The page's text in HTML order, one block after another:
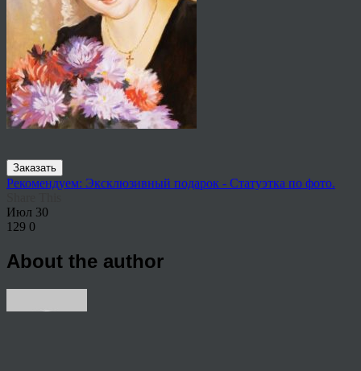
Заказать
Рекомендуем: Эксклюзивный подарок - Статуэтка по фото.
Июл 30
129 0
About the author